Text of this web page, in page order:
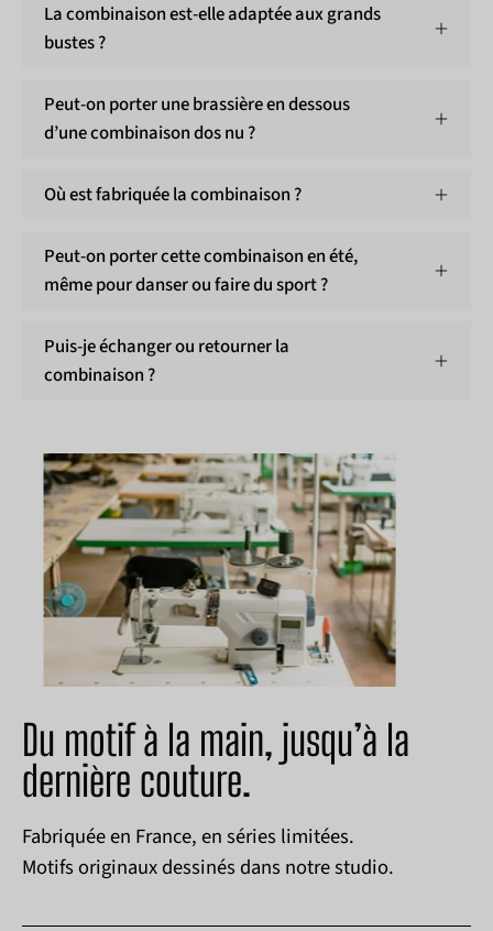
La combinaison est-elle adaptée aux grands
bustes ?
Peut-on porter une brassière en dessous
d’une combinaison dos nu ?
Où est fabriquée la combinaison ?
Peut-on porter cette combinaison en été,
même pour danser ou faire du sport ?
Puis-je échanger ou retourner la
combinaison ?
Du motif à la main, jusqu’à la
dernière couture.
Fabriquée en France, en séries limitées.
Motifs originaux dessinés dans notre studio.